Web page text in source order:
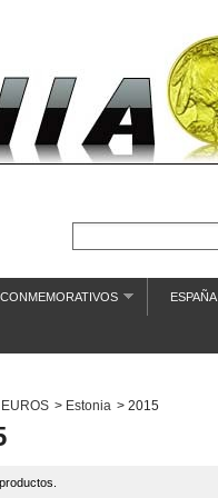
ESPAÑA
EUROS > Estonia > 2015